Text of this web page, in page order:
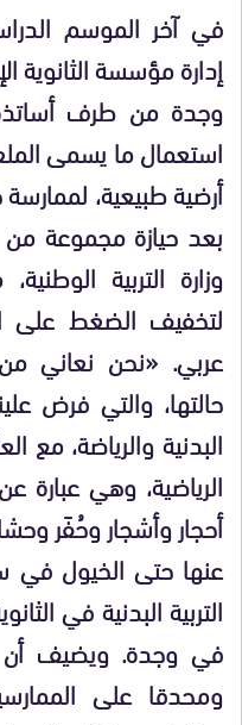
إدارة مؤسسة
وجدة من طرف أساتذة
استعمال ما يسمى
أرضية طبيعية،
بعد حيازة مجموعة
وزارة التربية
لتخفيف الضغط على
عربي. «نحن نعاني
حالتها، والتي فرض
البدنية والرياضة، مع
الرياضية، وهي عبارة
أحجار وأشجار وحُفَر
عنها حتى الخيول في
التربية البدنية في
في وجدة. ويضيف أن
ومحدقا على